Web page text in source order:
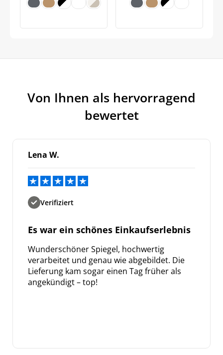
Von Ihnen als hervorragend
bewertet
Lena W.
Verifiziert
Es war ein schönes Einkaufserlebnis
Wunderschöner Spiegel, hochwertig
verarbeitet und genau wie abgebildet. Die
Lieferung kam sogar einen Tag früher als
angekündigt – top!